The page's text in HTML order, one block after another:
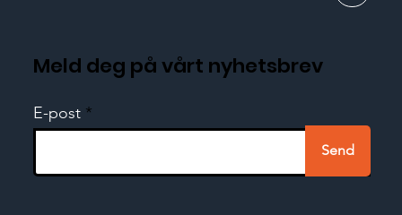
Meld deg på vårt nyhetsbrev
E-post
Send